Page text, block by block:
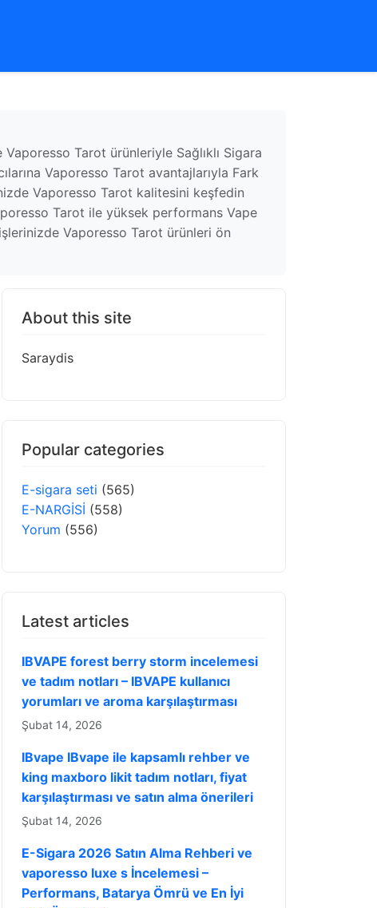
Tarot ürünleriyle Sağlıklı Sigara
Vaporesso Tarot avantajlarıyla Fark
Vaporesso Tarot kalitesini keşfedin
Tarot ile yüksek performans Vape
Vaporesso Tarot ürünleri ön
About this site
Saraydis
Popular categories
E-sigara seti (565)
E-NARGİSİ (558)
Yorum (556)
Latest articles
IBVAPE forest berry storm incelemesi
ve tadım notları – IBVAPE kullanıcı
yorumları ve aroma karşılaştırması
Şubat 14, 2026
IBvape IBvape ile kapsamlı rehber ve
king maxboro likit tadım notları, fiyat
karşılaştırması ve satın alma önerileri
Şubat 14, 2026
E-Sigara 2026 Satın Alma Rehberi ve
vaporesso luxe s İncelemesi –
Performans, Batarya Ömrü ve En İyi